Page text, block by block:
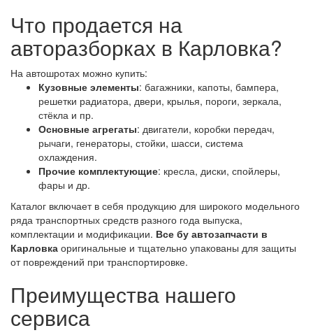
Что продается на
авторазборках в Карловка?
На автошротах можно купить:
Кузовные элементы: багажники, капоты, бампера,
решетки радиатора, двери, крылья, пороги, зеркала,
стёкла и пр.
Основные агрегаты: двигатели, коробки передач,
рычаги, генераторы, стойки, шасси, система
охлаждения.
Прочие комплектующие: кресла, диски, спойлеры,
фары и др.
Каталог включает в себя продукцию для широкого модельного
ряда транспортных средств разного года выпуска,
комплектации и модификации. Все бу автозапчасти в
Карловка оригинальные и тщательно упакованы для защиты
от повреждений при транспортировке.
Преимущества нашего
сервиса